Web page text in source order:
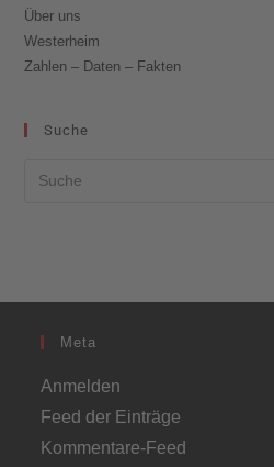
Über uns
Westerheim
Zahlen – Daten – Fakten
Suche
Meta
Anmelden
Feed der Einträge
Kommentare-Feed